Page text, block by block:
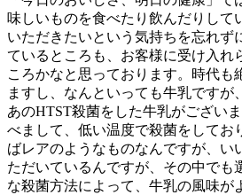
味しいものを食べたり飲んだりして
いただきたいという気持ちを忘れず
ているところも、お客様に受け入れ
ころかなと思っております。時代も
ますし、なんといっても牛乳ですが
あのHTST殺菌をした牛乳がござい
べまして、低い温度で殺菌をしてお
ばレアのようなものなんですが、い
ただいているんですが、その中でも
な殺菌方法によって、牛乳の風味が